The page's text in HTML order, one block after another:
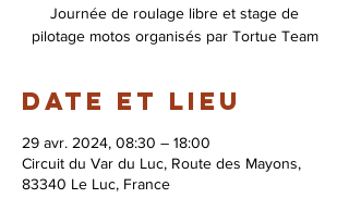
Journée de roulage libre et stage de
pilotage motos organisés par Tortue Team
Date et lieu
29 avr. 2024, 08:30 – 18:00
Circuit du Var du Luc, Route des Mayons,
83340 Le Luc, France